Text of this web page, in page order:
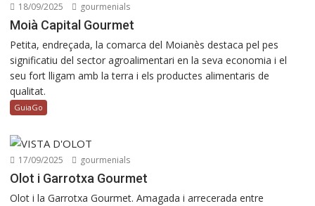
18/09/2025 gourmenials
Moià Capital Gourmet
Petita, endreçada, la comarca del Moianès destaca pel pes
significatiu del sector agroalimentari en la seva economia i el
seu fort lligam amb la terra i els productes alimentaris de
qualitat.
GuiaGo
17/09/2025 gourmenials
Olot i Garrotxa Gourmet
Olot i la Garrotxa Gourmet. Amagada i arrecerada entre